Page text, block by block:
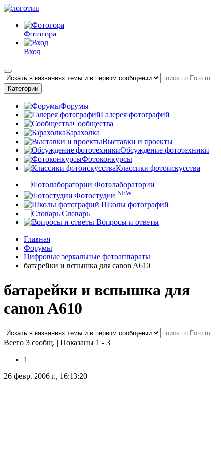
Фотогора
Вход
Категории
Форумы
Галерея фотографий
Сообщества
Барахолка
Выставки и проекты
Обсуждение фототехники
Фотоконкурсы
Классики фотоискусства
Фотолаборатории
Фотостудии NEW
Школы фотографий
Словарь
Вопросы и ответы
Главная
Форумы
Цифровые зеркальные фотоаппараты
батарейки и вспышка для canon A610
батарейки и вспышка для
canon A610
Всего 3 сообщ. | Показаны 1 - 3
1
26 февр. 2006 г., 16:13:20